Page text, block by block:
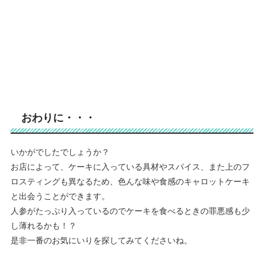
おわりに・・・
いかがでしたでしょうか？
お店によって、ケーキに入っている具材やスパイス、また上のフ
ロスティングも異なるため、色んな味や食感のキャロットケーキ
と出会うことができます。
人参がたっぷり入っているのでケーキを食べるときの罪悪感も少
し薄れるかも！？
是非一番のお気にいりを探してみてくださいね。